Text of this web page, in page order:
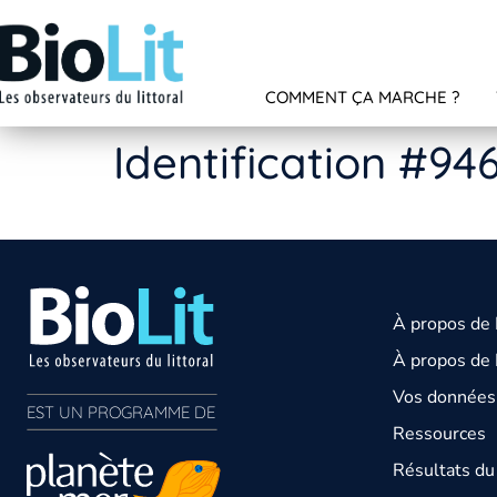
COMMENT ÇA MARCHE ?
Identification
EST UN PROGRAMME DE
À propos de
À propos de
Vos
Ressources
Résultats